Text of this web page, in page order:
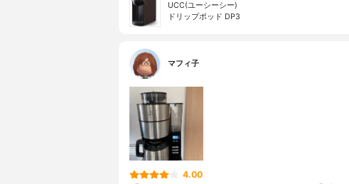
UCC(ユーシーシー)
ドリップポッド DP3
マフィ子
4.00